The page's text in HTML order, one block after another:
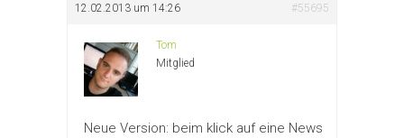
12.02.2013 um 14:26 #55695
Tom
Mitglied
Neue Version: beim klick auf eine News